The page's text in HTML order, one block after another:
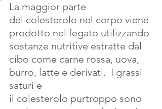
La maggior parte
del colesterolo nel corpo viene
prodotto nel fegato utilizzando
sostanze nutritive estratte dal
cibo come carne rossa, uova,
burro, latte e derivati.  I grassi
saturi e
il colesterolo purtroppo sono